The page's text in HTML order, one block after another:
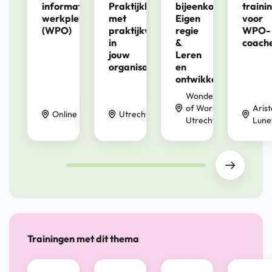
informatiebijeenkomst
werkplekopleiden
(WPO)
8 september 2026
Online
Praktijkleren
met
praktijkverklaring
in
jouw
organisatie
29 september 2026
Utrecht
bijeenkomst
Eigen
regie
&
Leren
en
ontwikkelen
1 oktober 2026
Wonders
of Work,
Utrecht
voor
WPO-
Drag
Trainingen met dit thema